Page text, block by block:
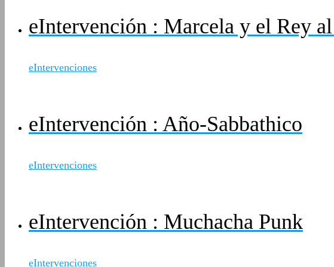
eIntervención : Marcela y el Rey
eIntervenciones
eIntervención : Año-Sabbathico
eIntervenciones
eIntervención : Muchacha Punk
eIntervenciones